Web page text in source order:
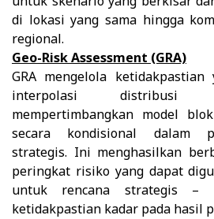
di lokasi yang sama hingga
regional.
Geo-Risk Assessment (GRA)
GRA mengelola
interpolasi distribusi
mempertimbangkan model
secara kondisional dalam
strategis. Ini menghasilkan
peringkat risiko yang dapat
untuk rencana strategis –
ketidakpastian kadar pada hasil